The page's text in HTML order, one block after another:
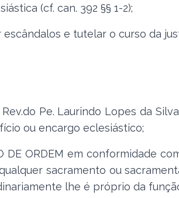
(cf. can. 392 §§ 1-2);
e tutelar o curso da
Rev.do Pe. Laurindo Lopes da
ou encargo eclesiástico;
ORDEM em conformidade
sacramento ou
lhe é próprio da